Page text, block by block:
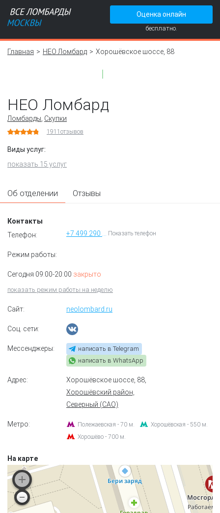
Оценка онлайн
бесплатно.
Главная НЕО Ломбард Хорошёвское шоссе, 88
НЕО Ломбард
Ломбарды, Скупки
1911 отзывов
Виды услуг:
показать 15 услуг
Об отделении Отзывы
Контакты
Телефон:
+7 499 290 79 17 Показать телефон
Режим работы:
Сегодня 09:00-20:00 закрыто
показать режим работы на неделю
Сайт: neolombard.ru
Соц. сети:
Мессенджеры:
написать в Telegram
написать в WhatsApp
Адрес: Хорошёвское шоссе, 88,
Хорошёвский район,
Северный (САО)
Метро: Полежаевская - 70 м.
Хорошёвская - 550 м.
Хорошёво - 700 м.
На карте